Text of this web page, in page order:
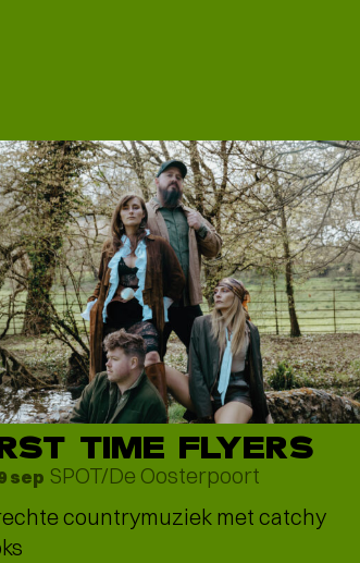
TIME FLYERS
sep SPOT/De Oosterpoort
countrymuziek met catchy